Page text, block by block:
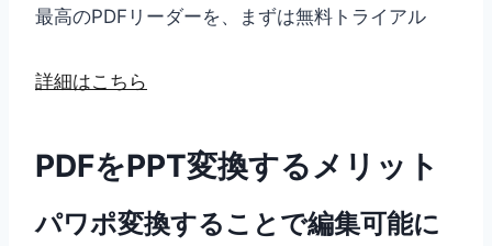
最高のPDFリーダーを、まずは無料トライアル
詳細はこちら
PDFをPPT変換するメリット
パワポ変換することで編集可能に